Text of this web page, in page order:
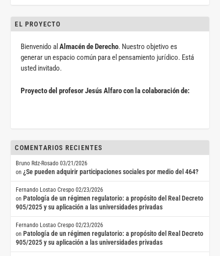
EL PROYECTO
Bienvenido alAlmacén de Derecho. Nuestro objetivo es
generar un espacio común para el pensamiento jurídico. Está
usted invitado.
Proyecto del profesor Jesús Alfaro con la colaboración de:
COMENTARIOS RECIENTES
Bruno Rdz-Rosado 03/21/2026
on¿Se pueden adquirir participaciones sociales por medio del 464?
Fernando Lostao Crespo 02/23/2026
on Patología de un régimen regulatorio: a propósito del Real Decreto
905/2025 y su aplicación a las universidades privadas
Fernando Lostao Crespo 02/23/2026
on Patología de un régimen regulatorio: a propósito del Real Decreto
905/2025 y su aplicación a las universidades privadas